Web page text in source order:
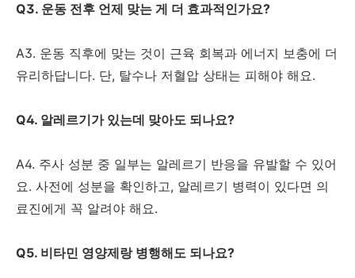
Q3. 운동 전후 언제 맞는 게 더 효과적인가요?
A3. 운동 직후에 맞는 것이 근육 회복과 에너지 보충에 더
유리하답니다. 단, 탈수나 저혈압 상태는 피해야 해요.
Q4. 알레르기가 있는데 맞아도 되나요?
A4. 주사 성분 중 일부는 알레르기 반응을 유발할 수 있어
요. 사전에 성분을 확인하고, 알레르기 병력이 있다면 의
료진에게 꼭 알려야 해요.
Q5. 비타민 영양제랑 병행해도 되나요?